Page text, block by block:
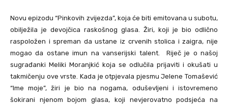
Novu epizodu “Pinkovih zvijezda”, koja će biti emitovana u subotu,
obilježila je devojčica raskošnog glasa. Žiri, koji je bio odlično
raspoložen i spreman da ustane iz crvenih stolica i zaigra, nije
mogao da ostane imun na vanserijski talent. Riječ je o našoj
sugrađanki Meliki Moranjkić koja se odlučila prijaviti i okušati u
takmičenju ove vrste. Kada je otpjevala pjesmu Jelene Tomašević
“Ime moje”, žiri je bio na nogama, oduševljeni i istovremeno
šokirani njenom bojom glasa, koji nevjerovatno podsjeća na